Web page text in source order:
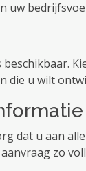
uw
die u wilt
dat u aan
zo